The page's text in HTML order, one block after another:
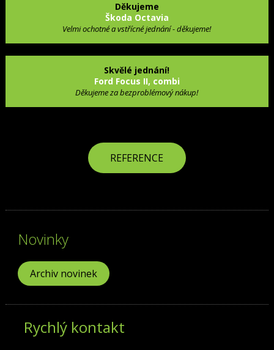
Děkujeme
Škoda Octavia
Velmi ochotné a vstřícné jednání - děkujeme!
Skvělé jednání!
Ford Focus II, combi
Děkujeme za bezproblémový nákup!
REFERENCE
Novinky
Archiv novinek
Rychlý kontakt